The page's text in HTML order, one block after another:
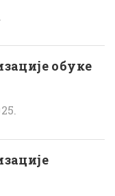
обуке